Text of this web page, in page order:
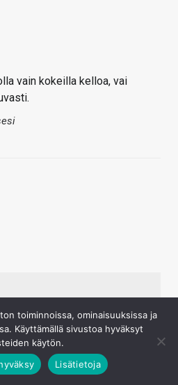
vain kokeilla kelloa, vai
olla vain kokeilla kelloa, vai
esineistä valkoisella
toiminnoissa, ominaisuuksissa ja
Käyttämällä sivustoa hyväksyt
käytön.
Lisätietoja